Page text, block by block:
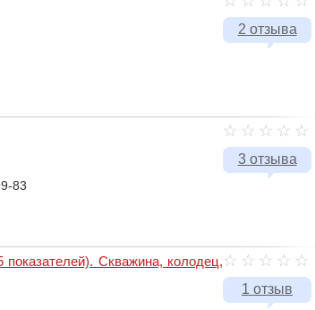
2 отзыва
3 отзыва
83
1 отзыв
Скважина, колодец,